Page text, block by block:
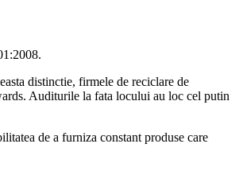
distinctie, firmele de reciclare de
Auditurile la fata locului au loc cel putin
de a furniza constant produse care